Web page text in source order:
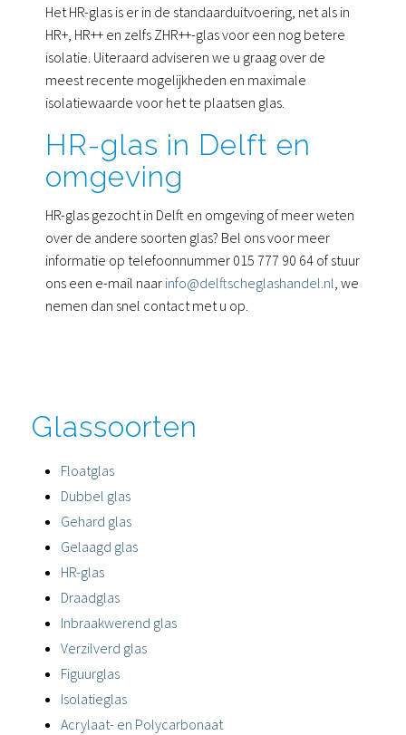
Glassoorten
Floatglas
Dubbel glas
Gehard glas
Gelaagd glas
HR-glas
Draadglas
Inbraakwerend glas
Verzilverd glas
Figuurglas
Isolatieglas
Acrylaat- en Polycarbonaat
Het HR-glas is er in de standaarduitvoering, net als in
HR+, HR++ en zelfs ZHR++-glas voor een nog betere
isolatie. Uiteraard adviseren we u graag over de
meest recente mogelijkheden en maximale
isolatiewaarde voor het te plaatsen glas.
HR-glas in Delft en
omgeving
HR-glas gezocht in Delft en omgeving of meer weten
over de andere soorten glas? Bel ons voor meer
informatie op telefoonnummer 015 777 90 64 of stuur
ons een e-mail naar info@delftscheglashandel.nl, we
nemen dan snel contact met u op.